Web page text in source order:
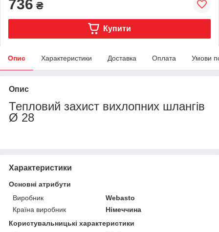
736 ₴
Купити
Опис Характеристики Доставка Оплата Умови
Опис
Тепловий захист вихлопних шлангів
Ø 28
Характеристики
Основні атрибути
Виробник
Webasto
Країна виробник
Німеччина
Користувальницькі характеристики